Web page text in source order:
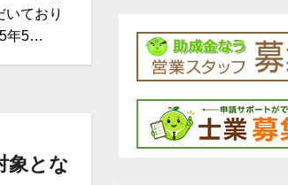
ており
年5…
象とな